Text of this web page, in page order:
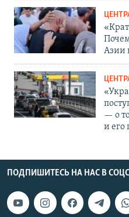
Азии
— о
и его
ПОДПИШИТЕСЬ НА НАС В